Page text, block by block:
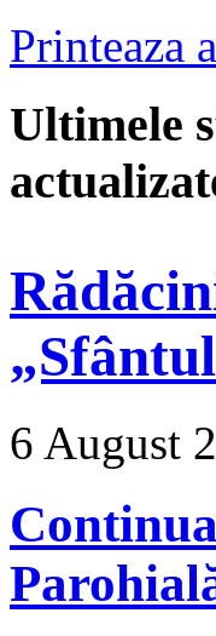
Printeaza
Ultimele
6 August